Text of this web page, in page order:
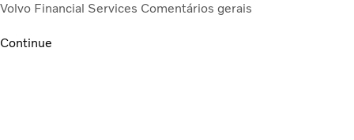
Volvo Financial Services Comentários gerais
Continue